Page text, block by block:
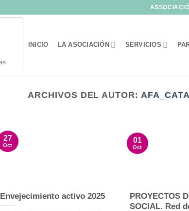
INICIO LA ASOCIACIÓN SERVICIOS
ARCHIVOS DEL AUTOR:
Envejecimiento activo 2025
27
Oct
PROYECTOS
SOCIAL. Red
01
Oct